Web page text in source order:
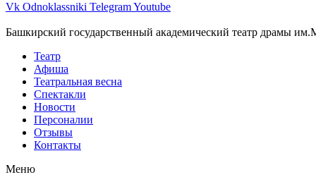
Vk Odnoklassniki TelegramYoutube
Башкирский государственный академический театр драмы
Театр
Афиша
Театральная весна
Спектакли
Новости
Персоналии
Отзывы
Контакты
Меню